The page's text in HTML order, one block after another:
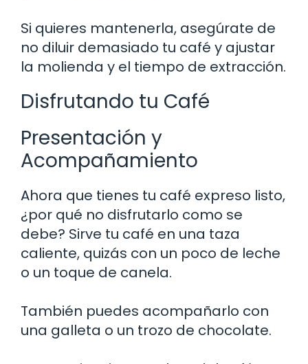
Si quieres mantenerla, asegúrate de
no diluir demasiado tu café y ajustar
la molienda y el tiempo de extracción.
Disfrutando tu Café
Presentación y
Acompañamiento
Ahora que tienes tu café expreso listo,
¿por qué no disfrutarlo como se
debe? Sirve tu café en una taza
caliente, quizás con un poco de leche
o un toque de canela.
También puedes acompañarlo con
una galleta o un trozo de chocolate.